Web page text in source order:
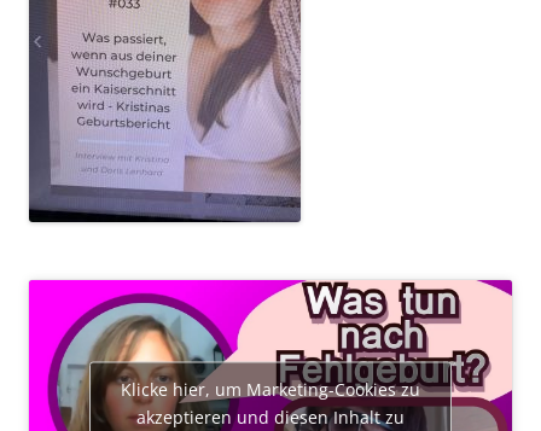
Klicke hier, um Marketing-Cookies zu
akzeptieren und diesen Inhalt zu